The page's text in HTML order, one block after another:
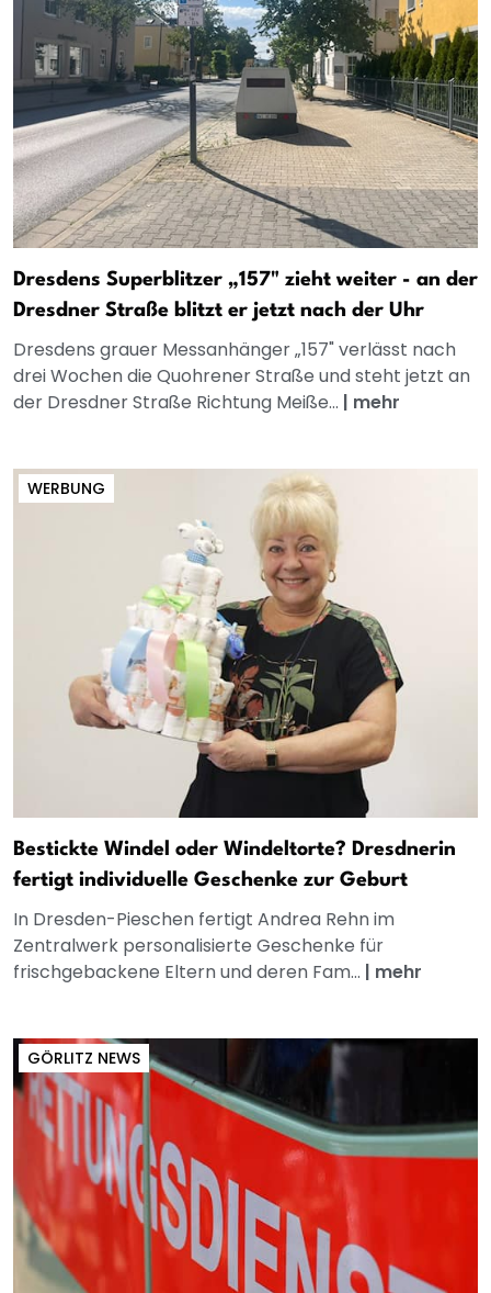
Dresdens Superblitzer „157" zieht weiter - an der
Dresdner Straße blitzt er jetzt nach der Uhr
Dresdens grauer Messanhänger „157" verlässt nach
drei Wochen die Quohrener Straße und steht jetzt an
der Dresdner Straße Richtung Meiße... | mehr
WERBUNG
Bestickte Windel oder Windeltorte? Dresdnerin
fertigt individuelle Geschenke zur Geburt
In Dresden-Pieschen fertigt Andrea Rehn im
Zentralwerk personalisierte Geschenke für
frischgebackene Eltern und deren Fam... | mehr
GÖRLITZ NEWS